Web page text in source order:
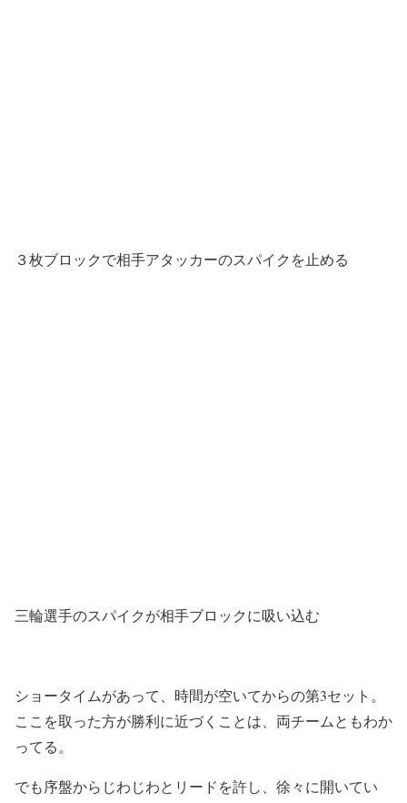
３枚ブロックで相手アタッカーのスパイクを止める
三輪選手のスパイクが相手ブロックに吸い込む
ショータイムがあって、時間が空いてからの第3セット。
ここを取った方が勝利に近づくことは、両チームともわか
ってる。
でも序盤からじわじわとリードを許し、徐々に開いてい